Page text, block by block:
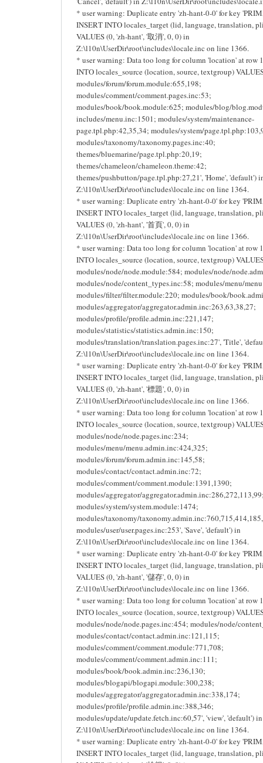
* user warning: Duplicate entry 'zh-hant-0-0' for key
INSERT INTO locales_target (lid, language, translation,
VALUES (0, 'zh-hant', '取消', 0, 0) in
Z:\l10n\UserDir\root\includes\locale.inc on line 1366.
* user warning: Data too long for column 'location' at row
INTO locales_source (location, source, textgroup)
modules/forum/forum.module:655,198;
modules/comment/comment.pages.inc:53;
modules/book/book.module:625; modules/blog/
includes/menu.inc:1501; modules/system/maintenance-
page.tpl.php:42,35,34; modules/system/
modules/taxonomy/taxonomy.pages.inc:40;
themes/bluemarine/page.tpl.php:20,19;
themes/chameleon/chameleon.theme:42;
themes/pushbutton/page.tpl.php:27,21', 'Home', 'default')
Z:\l10n\UserDir\root\includes\locale.inc on line 1364.
* user warning: Duplicate entry 'zh-hant-0-0' for key
INSERT INTO locales_target (lid, language, translation,
VALUES (0, 'zh-hant', '首頁', 0, 0) in
Z:\l10n\UserDir\root\includes\locale.inc on line 1366.
* user warning: Data too long for column 'location' at row
INTO locales_source (location, source, textgroup)
modules/node/node.module:584; modules/node/
modules/node/content_types.inc:58; modules/menu/
modules/filter/filter.module:220; modules/book/
modules/aggregator/aggregator.admin.inc:263,63,38,27;
modules/profile/profile.admin.inc:221,147;
modules/statistics/statistics.admin.inc:150;
modules/translation/translation.pages.inc:27', 'Title',
Z:\l10n\UserDir\root\includes\locale.inc on line 1364.
* user warning: Duplicate entry 'zh-hant-0-0' for key
INSERT INTO locales_target (lid, language, translation,
VALUES (0, 'zh-hant', '標題', 0, 0) in
Z:\l10n\UserDir\root\includes\locale.inc on line 1366.
* user warning: Data too long for column 'location' at row
INTO locales_source (location, source, textgroup)
modules/node/node.pages.inc:234;
modules/menu/menu.admin.inc:424,325;
modules/forum/forum.admin.inc:145,58;
modules/contact/contact.admin.inc:72;
modules/comment/comment.module:1391,1390;
modules/aggregator/
modules/system/system.module:1474;
modules/taxonomy/
modules/user/user.pages.inc:253', 'Save', 'default') in
Z:\l10n\UserDir\root\includes\locale.inc on line 1364.
* user warning: Duplicate entry 'zh-hant-0-0' for key
INSERT INTO locales_target (lid, language, translation,
VALUES (0, 'zh-hant', '儲存', 0, 0) in
Z:\l10n\UserDir\root\includes\locale.inc on line 1366.
* user warning: Data too long for column 'location' at row
INTO locales_source (location, source, textgroup)
modules/node/node.pages.inc:454; modules/node/
modules/contact/contact.admin.inc:121,115;
modules/comment/comment.module:771,708;
modules/comment/comment.admin.inc:111;
modules/book/book.admin.inc:236,130;
modules/blogapi/blogapi.module:300,238;
modules/aggregator/aggregator.admin.inc:338,174;
modules/profile/profile.admin.inc:388,346;
modules/update/update.fetch.inc:60,57', 'view', 'default') in
Z:\l10n\UserDir\root\includes\locale.inc on line 1364.
* user warning: Duplicate entry 'zh-hant-0-0' for key
INSERT INTO locales_target (lid, language, translation,